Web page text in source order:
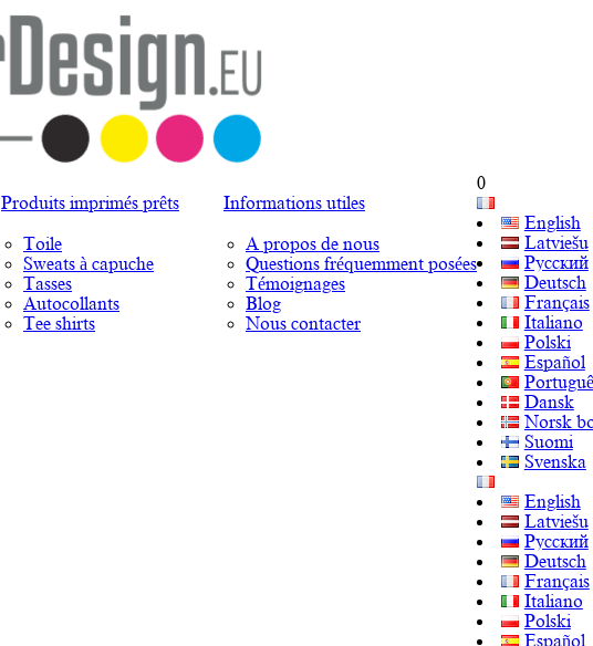
Produits imprimés prêts
Toile
Sweats à capuche
Tasses
Autocollants
Tee shirts
Informations utiles
A propos de nous
Questions fréquemment posées
Témoignages
Blog
Nous contacter
0
English
Latviešu
Русский
Deutsch
Français
Italiano
Polski
Español
Dansk
Norsk
Suomi
Svenska
English
Latviešu
Русский
Deutsch
Français
Italiano
Polski
Español